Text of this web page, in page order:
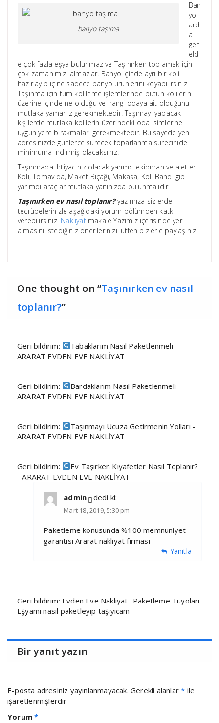
banyo taşıma
Ban
yol
ard
a
gen
eld
e çok fazla eşya bulunmaz ve Taşınırken toplamak için
çok zamanımızı almazlar. Banyo içinde ayrı bir koli
hazırlayıp içine sadece banyo ürünlerini koyabilirsiniz.
Taşınma için tüm kolileme işlemlerinde bütün kolilerin
üzerine içinde ne olduğu ve hangi odaya ait olduğunu
mutlaka yamanız gerekmektedir. Taşımayı yapacak
kişilerde mutlaka kolilerin üzerindeki oda isimlerine
uygun yere bırakmaları gerekmektedir. Bu sayede yeni
adresinizde günlerce sürecek toparlanma sürecinide
minimuma indirmiş olacaksınız.
Taşınmada ihtiyacınız olacak yarımcı ekipman ve aletler :
Koli, Tornavida, Maket Bıçağı, Makasa, Koli Bandı gibi
yarımdı araçlar mutlaka yanınızda bulunmalıdır.
Taşınırken ev nasıl toplanır?yazımıza sizlerde
tecrübelerinizle aşağıdaki yorum bölümden katkı
verebilirsiniz. Nakliyat makale Yazımız içerisinde yer
almasını istediğiniz önerilerinizi lütfen bizlerle paylaşınız.
One thought on “Taşınırken ev nasıl
toplanır?”
Geri bildirim:
Tabaklarım Nasıl Paketlenmeli -
ARARAT EVDEN EVE NAKLİYAT
Geri bildirim:
Bardaklarım Nasıl Paketlenmeli -
ARARAT EVDEN EVE NAKLİYAT
Geri bildirim:
Taşınmayı Ucuza Getirmenin Yolları -
ARARAT EVDEN EVE NAKLİYAT
Geri bildirim:
Ev Taşırken Kıyafetler Nasıl Toplanır?
- ARARAT EVDEN EVE NAKLİYAT
admin dedi ki:
Mart 18, 2019, 5:30 pm
Paketleme konusunda %100 memnuniyet
garantisi Ararat nakliyat firması
Yanıtla
Geri bildirim: Evden Eve Nakliyat- Paketleme Tüyoları
Eşyamı nasıl paketleyip taşıyıcam
Bir yanıt yazın
E-posta adresiniz yayınlanmayacak. Gerekli alanlar* ile
işaretlenmişlerdir
Yorum*